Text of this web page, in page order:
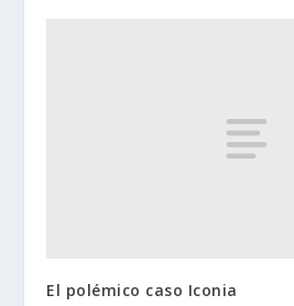
El polémico caso Iconia